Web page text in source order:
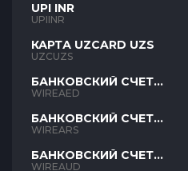
UPI INR
UPIINR
КАРТА UZCARD UZS
UZCUZS
БАНКОВСКИЙ СЧЕТ
AED
WIREAED
БАНКОВСКИЙ СЧЕТ
ARS
WIREARS
БАНКОВСКИЙ СЧЕТ
AUD
WIREAUD